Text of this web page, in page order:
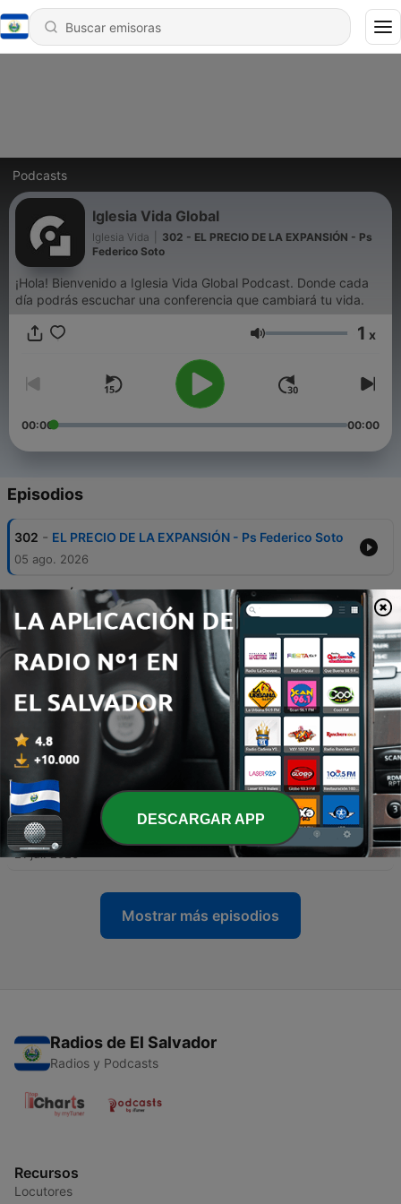
Podcasts
Iglesia Vida Global
Iglesia Vida
302 - EL PRECIO DE LA EXPANSIÓN - Ps
Federico Soto
¡Hola! Bienvenido a Iglesia Vida Global Podcast. Donde cada
día podrás escuchar una conferencia que cambiará tu vida.
Volumen 1 x
00:00 00:00
Episodios
302 - EL PRECIO DE LA EXPANSIÓN - Ps Federico Soto
05 ago. 2026
301 - ¿CÓMO LLEVAR UNA RUTINA CONFORME A LA
VOLUNTAD DE DIOS EN MEDIO DE UN MUNDO
DESORDENADO? -Antonino Campuzano
30 jul. 2026
NACIDOS PARA TOMAR RIEGOS - Ps Federico
Soto
28 jul. 2026
299 - ¿QUIÉN DEFINE LA VERDAD EN UN MUNDO DE
MENTIRAS DISFRAZADAS? - Ps Josaphat Duarte
23 jul. 2026
298 - EL EFECTO LANGOSTA. CUANDO LA
COMODIDAD TE ASFIXIA - Ps Federico Soto
21 jul. 2026
Mostrar más episodios
Radios de El Salvador
Radios y Podcasts
Recursos
Locutores
DESCARGAR APP